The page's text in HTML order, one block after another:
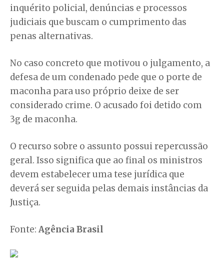
inquérito policial, denúncias e processos
judiciais que buscam o cumprimento das
penas alternativas.
No caso concreto que motivou o julgamento, a
defesa de um condenado pede que o porte de
maconha para uso próprio deixe de ser
considerado crime. O acusado foi detido com
3g de maconha.
O recurso sobre o assunto possui repercussão
geral. Isso significa que ao final os ministros
devem estabelecer uma tese jurídica que
deverá ser seguida pelas demais instâncias da
Justiça.
Fonte: Agência Brasil